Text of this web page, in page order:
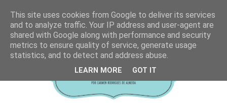
This site uses cookies from Google to deliver its services
and to analyze traffic. Your IP address and user-agent are
shared with Google along with performance and security
metrics to ensure quality of service, generate usage
statistics, and to detect and address abuse.
LEARN MORE GOT IT